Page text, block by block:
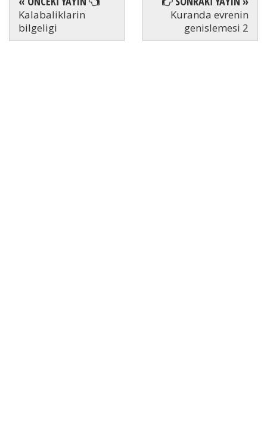
Kalabaliklarin
bilgeligi
Kuranda evrenin
genislemesi 2